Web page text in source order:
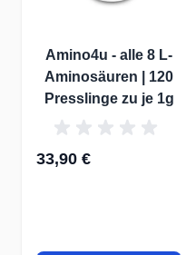
Amino4u - alle 8 L-
Aminosäuren | 120
Presslinge zu je 1g
33,90 €